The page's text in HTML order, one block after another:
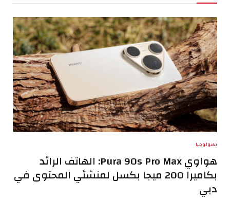
تكنولوجيا
هواوي Pura 90s Pro Max: الهاتف الرائد
بكاميرا 200 ميجا بكسل لمنشئي المحتوى في
دبي